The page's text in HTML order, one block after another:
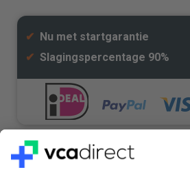
✔ Nu met startgarantie
✔ Slagingspercentage 90%